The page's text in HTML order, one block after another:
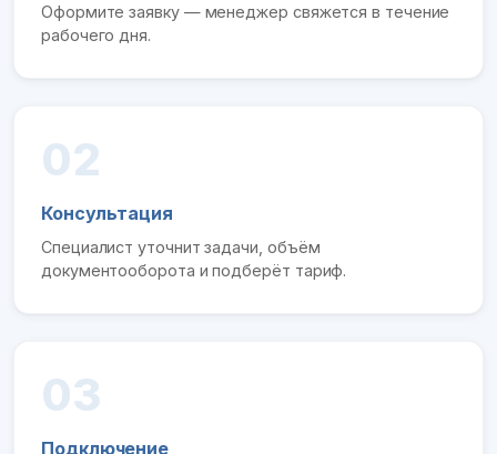
Оформите заявку — менеджер свяжется в течение
рабочего дня.
02
Консультация
Специалист уточнит задачи, объём
документооборота и подберёт тариф.
03
Подключение